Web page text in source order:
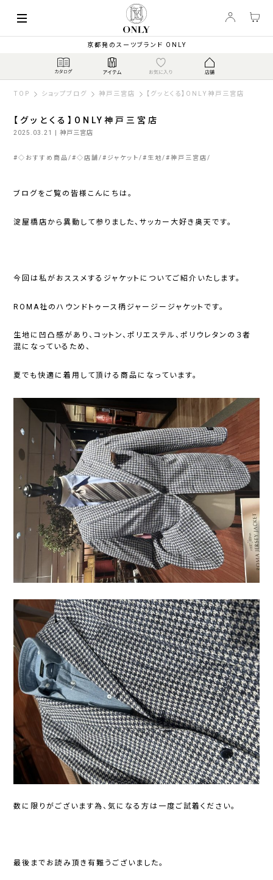
京都発のスーツブランド ONLY
TOP ショップブログ 神戸三宮店 【グッとくる】ONLY神戸三宮店
【グッとくる】ONLY神戸三宮店
2025.03.21 | 神戸三宮店
#◇おすすめ商品 #◇店舗 # ジャケット # 生地 #神戸三宮店
ブログをご覧の皆様こんにちは。
淀屋橋店から異動して参りました、サッカー大好き奥天です。
今回は私がおススメするジャケットについてご紹介いたします。
ROMA社のハウンドトゥース柄ジャージージャケットです。
生地に凹凸感があり、コットン、ポリエステル、ポリウレタンの３者
混になっているため、
夏でも快適に着用して頂ける商品になっています。
数に限りがございます為、気になる方は一度ご試着ください。
最後までお読み頂き有難うございました。